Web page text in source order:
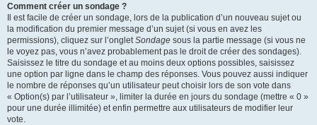
Comment créer un sondage ?
Il est facile de créer un sondage, lors de la publication d’un nouveau sujet ou
la modification du premier message d’un sujet (si vous en avez les
permissions), cliquez sur l’ongletSondage sous la partie message (si vous ne
le voyez pas, vous n’avez probablement pas le droit de créer des sondages).
Saisissez le titre du sondage et au moins deux options possibles, saisissez
une option par ligne dans le champ des réponses. Vous pouvez aussi indiquer
le nombre de réponses qu’un utilisateur peut choisir lors de son vote dans
« Option(s) par l’utilisateur », limiter la durée en jours du sondage (mettre « 0 »
pour une durée illimitée) et enfin permettre aux utilisateurs de modifier leur
vote.